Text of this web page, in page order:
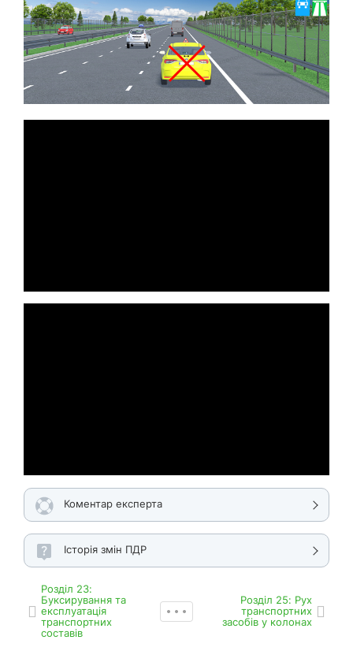
Коментар експерта
Історія змін ПДР
Роздiл 23:
Буксирування та
експлуатація
транспортних
составів
Роздiл 25: Рух
транспортних
засобів у колонах